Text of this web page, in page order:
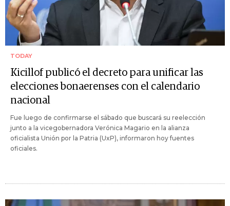
TODAY
Kicillof publicó el decreto para unificar las
elecciones bonaerenses con el calendario
nacional
Fue luego de confirmarse el sábado que buscará su reelección
junto a la vicegobernadora Verónica Magario en la alianza
oficialista Unión por la Patria (UxP), informaron hoy fuentes
oficiales.